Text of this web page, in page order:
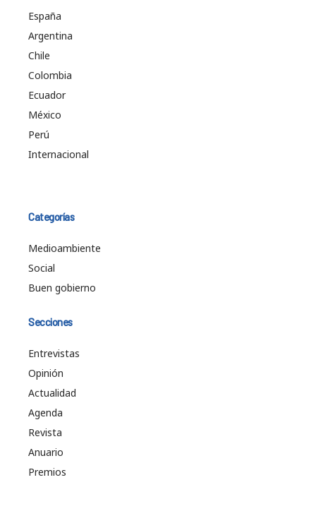
España
Argentina
Chile
Colombia
Ecuador
México
Perú
Internacional
Categorías
Medioambiente
Social
Buen gobierno
Secciones
Entrevistas
Opinión
Actualidad
Agenda
Revista
Anuario
Premios